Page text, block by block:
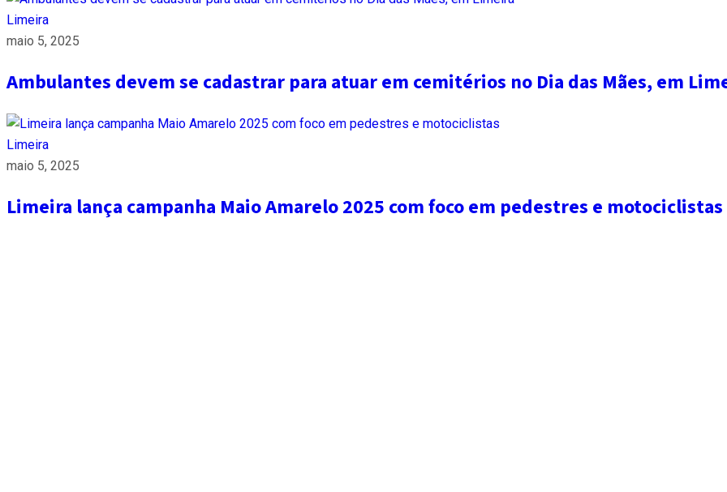
Limeira
maio 5, 2025
Ambulantes devem se cadastrar para atuar em cemitérios no Dia das Mães, em
Limeira
maio 5, 2025
Limeira lança campanha Maio Amarelo 2025 com foco em pedestres e motociclistas